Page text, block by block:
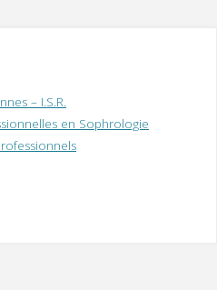
– I.S.R.
en Sophrologie